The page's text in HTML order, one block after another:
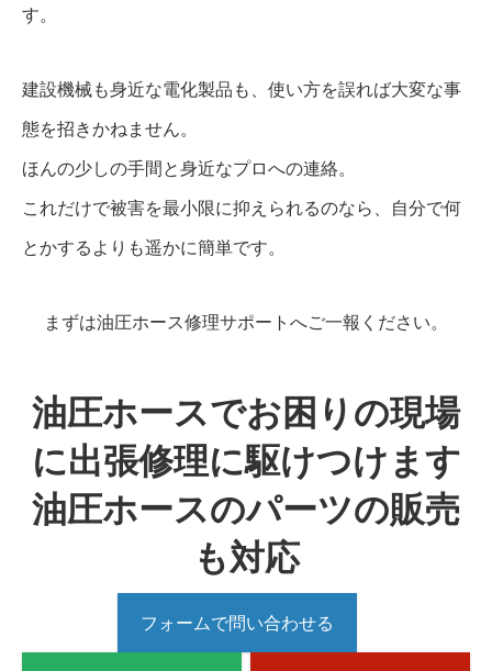
す。
建設機械も身近な電化製品も、使い方を誤れば大変な事
態を招きかねません。
ほんの少しの手間と身近なプロへの連絡。
これだけで被害を最小限に抑えられるのなら、自分で何
とかするよりも遥かに簡単です。
まずは油圧ホース修理サポートへご一報ください。
油圧ホースでお困りの現場
に出張修理に駆けつけます
油圧ホースのパーツの販売
も対応
フォームで問い合わせる